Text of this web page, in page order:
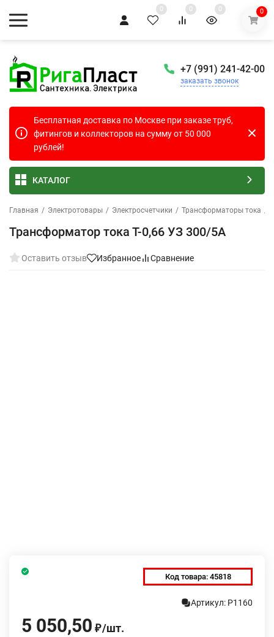
0 0 0 0
+7 (991) 241-42-00
заказать звонок
Бесплатная доставка по Москве при заказе труб,
фитингов и коллекторов на сумму от 50 000
рублей!
КАТАЛОГ
Главная / Электротовары / Электросчетчики / Трансформаторы тока /
Трансформатор тока Т-0,66 УЗ 300/5А
Оставить отзыв Избранное Сравнение
Код товара: 45818
Артикул: P1160
5 050,50 ₽/шт.